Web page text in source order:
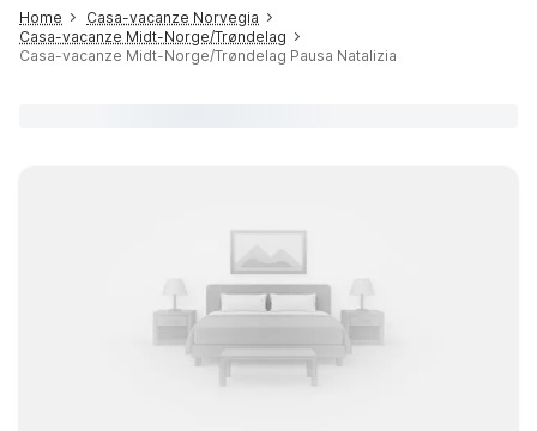
Home
Casa-vacanze Norvegia
Casa-vacanze Midt-Norge/Trøndelag
Casa-vacanze Midt-Norge/Trøndelag Pausa Natalizia